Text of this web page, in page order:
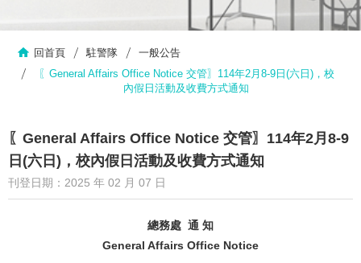
回首頁 駐警隊
一般公告
〖General Affairs Office Notice 交管〗114年2月8-9日(六日)，校
內假日活動及收費方式通知
〖General Affairs Office Notice 交管〗114年2月8-9
日(六日)，校內假日活動及收費方式通知
刊登日期：2025 年 02 月 07 日
總務處 通 知
General Affairs Office Notice